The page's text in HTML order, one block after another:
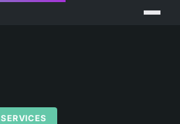
SERVICES